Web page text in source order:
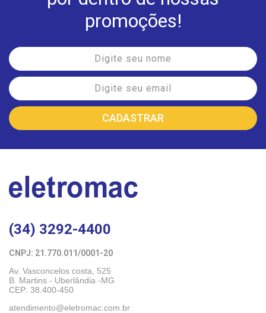
promoções!
(34) 3292-4400
CNPJ: 21.770.011/0001-20
Av. Vasconcelos costa, 525
B. Martins - Uberlândia -MG
CEP: 38.400-450
atendimento@eletromac.com.br